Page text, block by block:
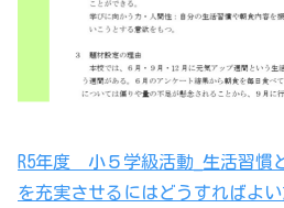
R5年度 小５学級活動_生活習慣
を充実させるにはどうすればよい